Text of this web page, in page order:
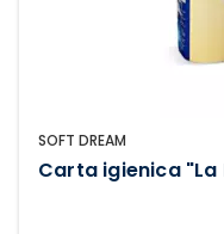
SOFT DREAM
Carta igienica